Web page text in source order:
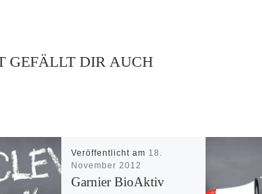
GEFÄLLT DIR AUCH
Veröffentlicht am 18.
November 2012
Garnier BioAktiv